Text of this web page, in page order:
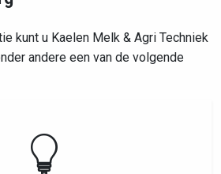
kunt u Kaelen Melk & Agri Techniek
andere een van de volgende